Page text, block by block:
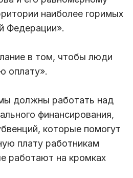
наиболее горимых
Федерации».
в том, чтобы люди
оплату».
должны работать над
финансирования,
которые помогут
плату работникам
работают на кромках